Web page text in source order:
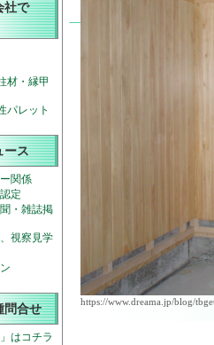
社で
材・縁甲
レット
ース
関係
定
・雑誌掲
視察見学
問合せ
はコチラ
https://www.dreama.jp/blog/